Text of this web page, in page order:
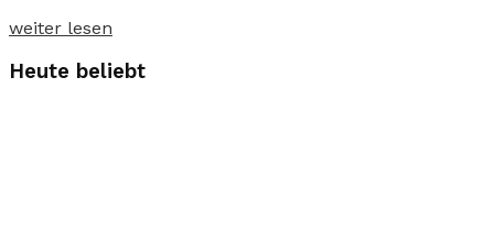
weiter lesen
Heute beliebt